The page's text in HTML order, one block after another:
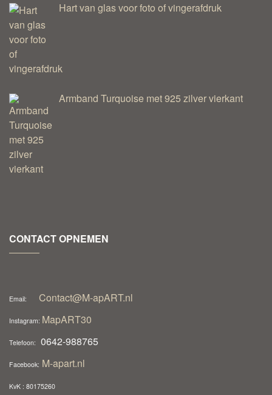
Hart van glas voor foto of vingerafdruk
Armband Turquoise met 925 zilver vierkant
CONTACT OPNEMEN
Email: Contact@M-apART.nl
Instagram: MapART30
Telefoon: 0642-988765
Facebook: M-apart.nl
KvK : 80175260